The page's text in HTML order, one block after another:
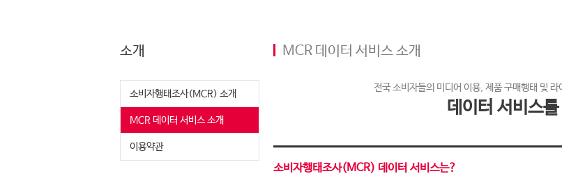
소개
소비자행태조사(MCR) 소개
MCR 데이터 서비스 소개
이용약관
MCR 데이터 서비스 소개
전국 소비자들의 미디어 이용, 제품 구매행태 및
데이터 서비스
소비자행태조사(MCR) 데이터 서비스는?